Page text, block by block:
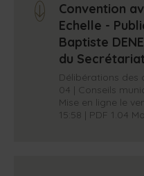
arrow_down
Convention
Echelle -
Baptiste
du
Délibérations des
04 | Conseils
Mise en ligne le
15:58 | PDF 1.04 Mo